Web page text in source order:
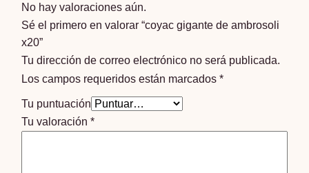
No hay valoraciones aún.
Sé el primero en valorar “coyac gigante de ambrosoli
x20”
Tu dirección de correo electrónico no será publicada.
Los campos requeridos están marcados*
Tu puntuación
Tu valoración*